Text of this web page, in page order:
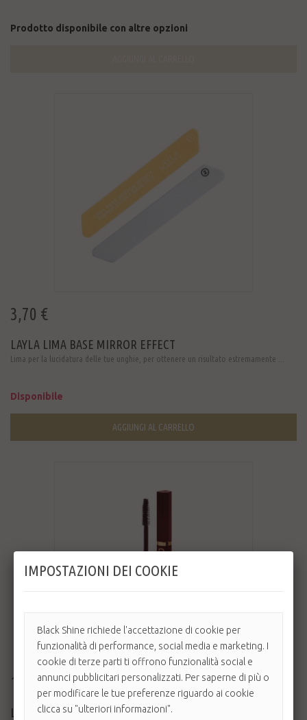
Prodotto disponibile con altre opzioni
3,70 €
LAYLA LIMA BASE MIRROR EFFECT
Lima per la lucidatura delle tue unghie, per ottenere un risultato estremamente ...
Disponibile
AGGIUNGI AL CARRELLO
10,20 €
LAYLA MASCARA INTENSO WATERPROOF
IMPOSTAZIONI DEI COOKIE
Black Shine richiede l'accettazione di cookie per
funzionalità di performance, social media e marketing. I
cookie di terze parti ti offrono funzionalità social e
annunci pubblicitari personalizzati. Per saperne di più o
per modificare le tue preferenze riguardo ai cookie
clicca su "ulteriori informazioni".